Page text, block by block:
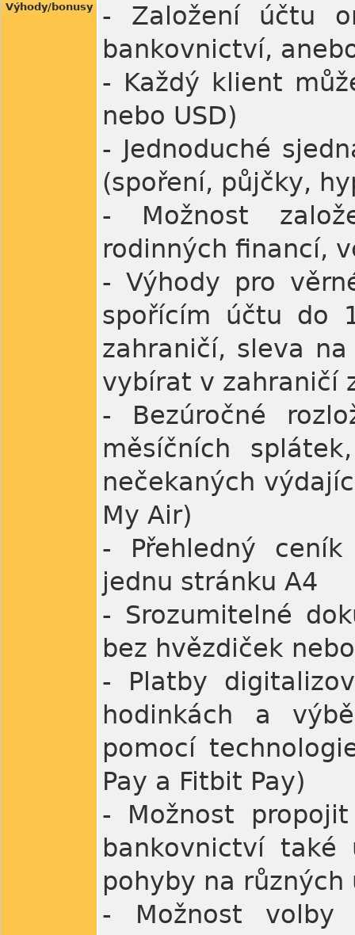
Výhody/bonusy
- Založení účtu
bankovnictví,
- Každý klient
nebo USD)
- Jednoduché
(spoření, půjčky,
- Možnost
rodinných financí,
- Výhody pro
spořícím účtu do
zahraničí, sleva
vybírat v zahraničí
- Bezúročné
měsíčních
nečekaných
My Air)
- Přehledný
jednu stránku A4
- Srozumitelné
bez hvězdiček
- Platby
hodinkách a
pomocí
Pay a Fitbit Pay)
- Možnost
bankovnictví
pohyby na
- Možnost volby